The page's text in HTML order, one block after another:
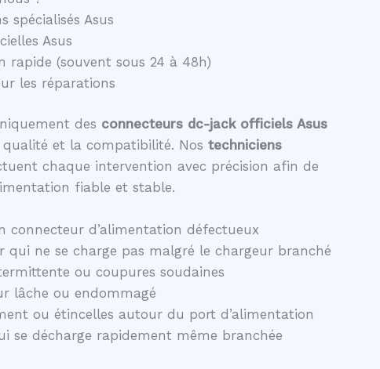
spécialisés Asus
Asus
rapide (souvent sous 24 à 48h)
les réparations
des connecteurs dc-jack officiels Asus
et la compatibilité. Nos techniciens
chaque intervention avec précision afin de
fiable et stable.
connecteur d’alimentation défectueux
qui ne se charge pas malgré le chargeur branché
ou coupures soudaines
lâche ou endommagé
ou étincelles autour du port d’alimentation
se décharge rapidement même branchée